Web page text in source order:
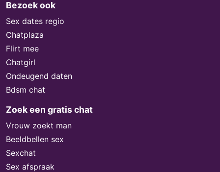
Bezoek ook
Sex dates regio
Chatplaza
Flirt mee
Chatgirl
Ondeugend daten
Bdsm chat
Zoek een gratis chat
Vrouw zoekt man
Beeldbellen sex
Sexchat
Sex afspraak